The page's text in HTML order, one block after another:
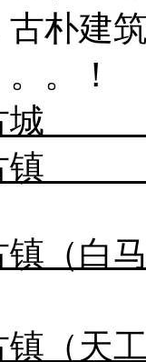
朴建
。！
古城
古镇
镇（
镇（